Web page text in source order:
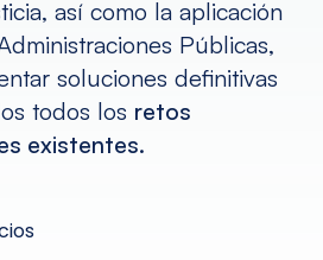
así como la aplicación
Públicas,
soluciones definitivas
todos los retos
existentes.